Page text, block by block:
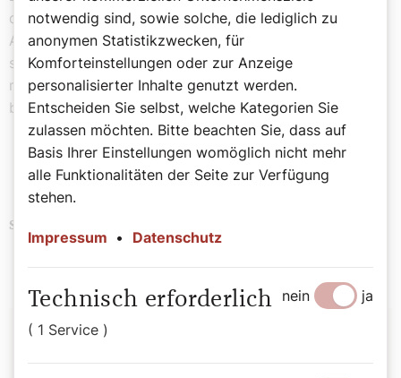
das Verfahren in keinster Weise, es war ein guter
Abschluss für diese Ehe, die eben keine war. Das ist
schmerzlich, sich das einzugestehen, aber ehrlich, wenn
man sich daran macht, es wieder in Ordnung zu
bringen.“ Die Leserin hat recht, dass wir über
Annullierungen aufklären und informieren sollten!
Schlagwörter
Autor:
Sophie Lauringer
notwendig sind, sowie solche, die lediglich zu
anonymen Statistikzwecken, für
Komforteinstellungen oder zur Anzeige
personalisierter Inhalte genutzt werden.
Entscheiden Sie selbst, welche Kategorien Sie
zulassen möchten. Bitte beachten Sie, dass auf
Basis Ihrer Einstellungen womöglich nicht mehr
alle Funktionalitäten der Seite zur Verfügung
stehen.
Impressum • Datenschutz
Technisch erforderlich
( 1 Service )
nein ja